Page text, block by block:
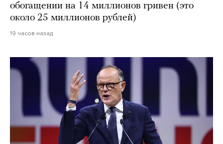
обогащении на 14 миллионов гривен (это
около 25 миллионов рублей)
19 часов назад